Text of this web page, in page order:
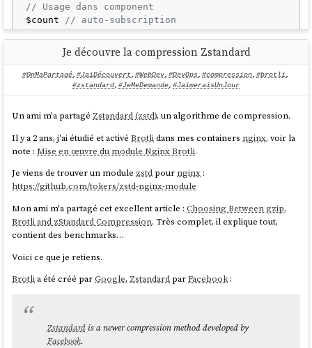
// Usage dans component
$count
// auto-subscription
ReactJSbasé sur Jotai:
{ atom } from 'jotai';
countAtom =
doubledAtom = atom get =>
(countAtom)
* 2);
const [count] = useAtom
J'ai lu la page " Comparison Jotaipour mieux comprendre la place
qu'aJotaidans l'écosystèmeReactJS
#JaiDécouvert
deux autres librairies développées par la même
personne,
Daishi Kato
Daishia développé ces librairies dans cet ordre :
Jotai Was Born"
La première version de
Je découvre la compression Zstandard
#OnMaPartagé, #JaiDécouvert, #WebDev, #DevOps, #compression, #brotli,
#zstandard, #JeMeDemande, #JaimeraisUnJour
Un ami m'a partagé Zstandard (zstd), un algorithme de compression.
Il y a 2 ans, j'ai étudié et activéBrotlidans mes containers nginx, voir la
note :Mise en œuvre du module Nginx Brotli.
Je viens de trouver un module zstd pour nginx :
https://github.com/tokers/zstd-nginx-module
Mon ami m'a partagé cet excellent article :Choosing Between gzip,
Brotli and zStandard Compression. Très complet, il explique tout,
contient des benchmarks…
Voici ce que je retiens.
Brotlia été créé parGoogle, Zstandard parFacebook:
Zstandardis a newer compression method developed by
Facebook.